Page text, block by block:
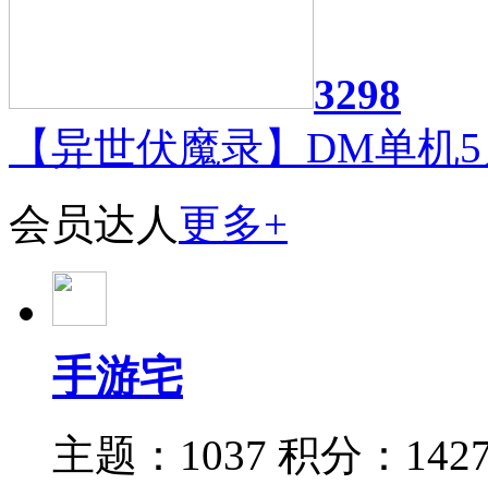
3298
【异世伏魔录】DM单机
会员达人更多+
手游宅
主题：1037 积分：